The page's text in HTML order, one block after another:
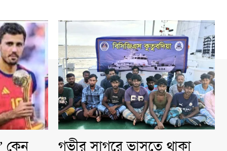
কেন গভীর সাগরে ভাসতে থাকা